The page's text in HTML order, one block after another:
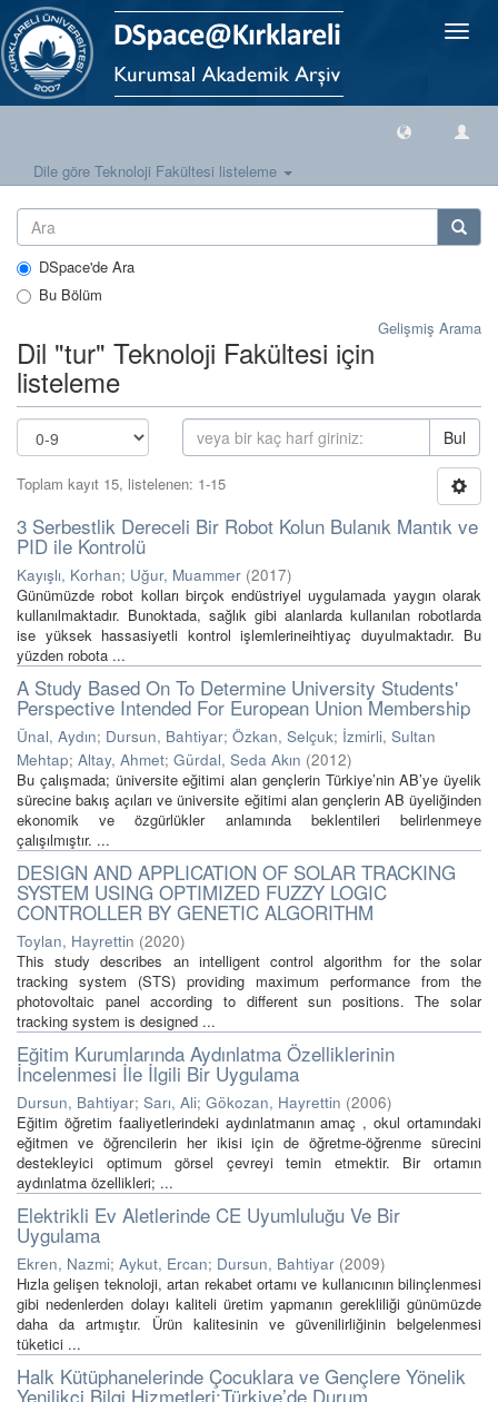
Geçiş
Dile göre Teknoloji Fakültesi listeleme
DSpace'de Ara
Bu Bölüm
Gelişmiş Arama
Dil "tur" Teknoloji Fakültesi için
listeleme
Bul
Toplam kayıt 15, listelenen: 1-15
3 Serbestlik Dereceli Bir Robot Kolun Bulanık Mantık ve
PID ile Kontrolü
Kayışlı, Korhan; Uğur, Muammer (2017)
Günümüzde robot kolları birçok endüstriyel uygulamada yaygın olarak
kullanılmaktadır. Bunoktada, sağlık gibi alanlarda kullanılan robotlarda
ise yüksek hassasiyetli kontrol işlemlerineihtiyaç duyulmaktadır. Bu
yüzden robota ...
A Study Based On To Determine University Students'
Perspective Intended For European Union Membership
Ünal, Aydın; Dursun, Bahtiyar; Özkan, Selçuk; İzmirli, Sultan
Mehtap; Altay, Ahmet; Gürdal, Seda Akın (2012)
Bu çalışmada; üniversite eğitimi alan gençlerin Türkiye’nin AB’ye üyelik
sürecine bakış açıları ve üniversite eğitimi alan gençlerin AB üyeliğinden
ekonomik ve özgürlükler anlamında beklentileri belirlenmeye
çalışılmıştır. ...
DESIGN AND APPLICATION OF SOLAR TRACKING
SYSTEM USING OPTIMIZED FUZZY LOGIC
CONTROLLER BY GENETIC ALGORITHM
Toylan, Hayrettin (2020)
This study describes an intelligent control algorithm for the solar
tracking system (STS) providing maximum performance from the
photovoltaic panel according to different sun positions. The solar
tracking system is designed ...
Eğitim Kurumlarında Aydınlatma Özelliklerinin
İncelenmesi İle İlgili Bir Uygulama
Dursun, Bahtiyar; Sarı, Ali; Gökozan, Hayrettin (2006)
Eğitim öğretim faaliyetlerindeki aydınlatmanın amaç , okul ortamındaki
eğitmen ve öğrencilerin her ikisi için de öğretme-öğrenme sürecini
destekleyici optimum görsel çevreyi temin etmektir. Bir ortamın
aydınlatma özellikleri; ...
Elektrikli Ev Aletlerinde CE Uyumluluğu Ve Bir
Uygulama
Ekren, Nazmi; Aykut, Ercan; Dursun, Bahtiyar (2009)
Hızla gelişen teknoloji, artan rekabet ortamı ve kullanıcının bilinçlenmesi
gibi nedenlerden dolayı kaliteli üretim yapmanın gerekliliği günümüzde
daha da artmıştır. Ürün kalitesinin ve güvenilirliğinin belgelenmesi
tüketici ...
Halk Kütüphanelerinde Çocuklara ve Gençlere Yönelik
Yenilikçi Bilgi Hizmetleri:Türkiye’de Durum